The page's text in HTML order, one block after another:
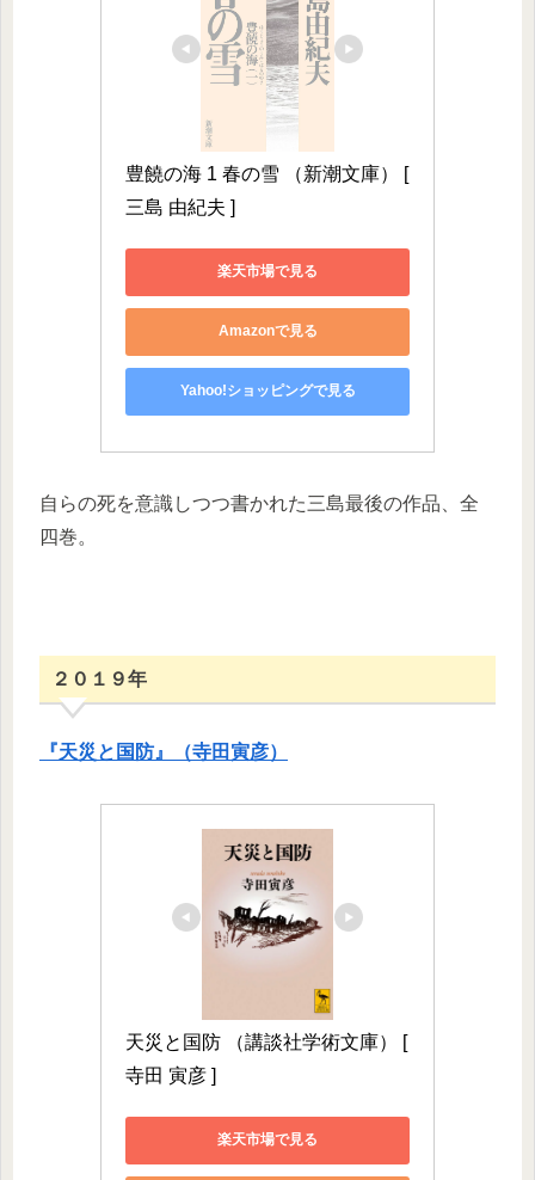
豊饒の海 1 春の雪 （新潮文庫） [
三島 由紀夫 ]
楽天市場で見る
Amazonで見る
Yahoo!ショッピングで見る
自らの死を意識しつつ書かれた三島最後の作品、全
四巻。
２０１９年
『天災と国防』（寺田寅彦）
天災と国防 （講談社学術文庫） [
寺田 寅彦 ]
楽天市場で見る